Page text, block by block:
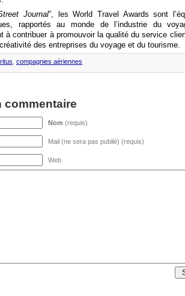
Journal”, les World Travel Awards sont
rapportés au monde de l’industrie du
à contribuer à promouvoir la qualité du service
des entreprises du voyage et du tourisme.
compagnies aériennes
commentaire
Nom (requis)
Mail (ne sera pas publié) (requis)
Web